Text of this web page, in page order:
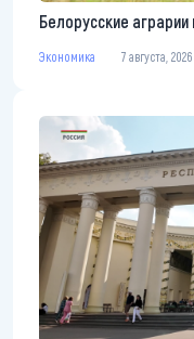
Белорусские
Экономика 7 августа, 2026